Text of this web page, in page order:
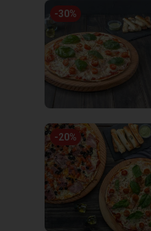
-30%
-20%